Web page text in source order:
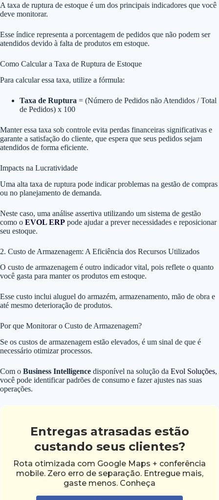
A taxa de ruptura de estoque é um dos principais indicadores que você
deve monitorar.
Esse índice representa a porcentagem de pedidos que não podem ser
atendidos devido à falta de produtos em estoque.
Como Calcular a Taxa de Ruptura de Estoque
Para calcular essa taxa, utilize a fórmula:
Taxa de Ruptura = (Número de Pedidos não Atendidos / Total
de Pedidos) x 100
Manter essa taxa sob controle evita perdas financeiras significativas e
garante a satisfação do cliente, que espera que seus pedidos sejam
atendidos de forma eficiente.
Impacts na Lucratividade
Uma alta taxa de ruptura pode indicar problemas na gestão de compras
ou no planejamento de demanda.
Neste caso, uma análise assertiva utilizando um sistema de gestão
como o EVOL ERP pode ajudar a prever necessidades e reposicionar
seu estoque.
2. Custo de Armazenagem: A Eficiência dos Recursos Utilizados
O custo de armazenagem é outro indicador vital, pois reflete o quanto
você gasta para manter os produtos em estoque.
Esse custo inclui aluguel do armazém, armazenamento, mão de obra e
até mesmo deterioração de produtos.
Por que Monitorar o Custo de Armazenagem?
Se os custos de armazenagem estão elevados, é um sinal de que é
necessário otimizar processos.
Com o Business Intelligence disponível na solução da Evol Soluções,
você pode identificar padrões de consumo e fazer ajustes nas suas
operações.
Entregas atrasadas estão
custando seus clientes?
Rota otimizada com Google Maps + conferência
mobile. Zero erro de separação. Entregue mais,
gaste menos. Conheça